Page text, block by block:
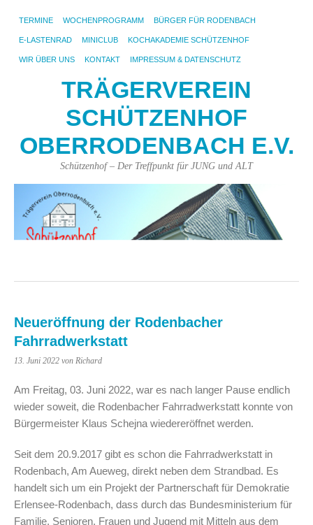
TERMINE WOCHENPROGRAMM BÜRGER FÜR RODENBACH
E-LASTENRAD MINICLUB KOCHAKADEMIE SCHÜTZENHOF
WIR ÜBER UNS KONTAKT IMPRESSUM & DATENSCHUTZ
TRÄGERVEREIN
SCHÜTZENHOF
OBERRODENBACH E.V.
Schützenhof – Der Treffpunkt für JUNG und ALT
Neueröffnung der Rodenbacher
Fahrradwerkstatt
13. Juni 2022 von Richard
Am Freitag, 03. Juni 2022, war es nach langer Pause endlich
wieder soweit, die Rodenbacher Fahrradwerkstatt konnte von
Bürgermeister Klaus Schejna wiedereröffnet werden.
Seit dem 20.9.2017 gibt es schon die Fahrradwerkstatt in
Rodenbach, Am Aueweg, direkt neben dem Strandbad. Es
handelt sich um ein Projekt der Partnerschaft für Demokratie
Erlensee-Rodenbach, dass durch das Bundesministerium für
Familie, Senioren, Frauen und Jugend mit Mitteln aus dem